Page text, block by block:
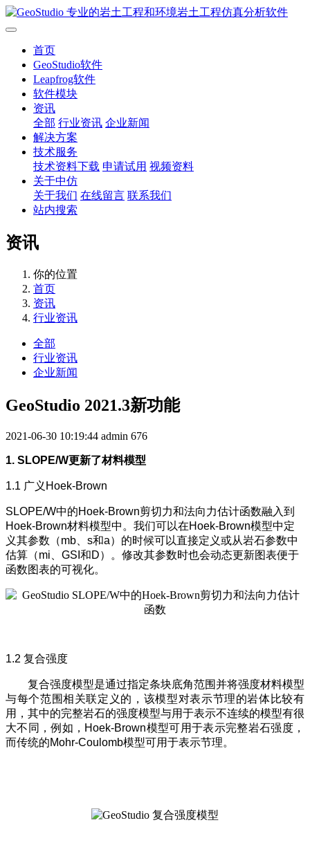
首页
GeoStudio软件
Leapfrog软件
软件模块
资讯
全部 行业资讯 企业新闻
解决方案
技术服务
技术资料下载 申请试用 视频资料
关于中仿
关于我们 在线留言 联系我们
站内搜索
资讯
你的位置
首页
资讯
行业资讯
全部
行业资讯
企业新闻
GeoStudio 2021.3新功能
2021-06-30 10:19:44 admin 676
1. SLOPE/W更新了材料模型
1.1 广义Hoek-Brown
SLOPE/W中的Hoek-Brown剪切力和法向力估计函数融入到
Hoek-Brown材料模型中。我们可以在Hoek-Brown模型中定
义其参数（mb、s和a）的时候可以直接定义或从岩石参数中
估算（mi、GSI和D）。修改其参数时也会动态更新图表便于
函数图表的可视化。
1.2 复合强度
复合强度模型是通过指定条块底角范围并将强度材料模型
与每个范围相关联定义的，该模型对表示节理的岩体比较有
用，其中的完整岩石的强度模型与用于表示不连续的模型有很
大不同，例如，Hoek-Brown模型可用于表示完整岩石强度，
而传统的Mohr-Coulomb模型可用于表示节理。